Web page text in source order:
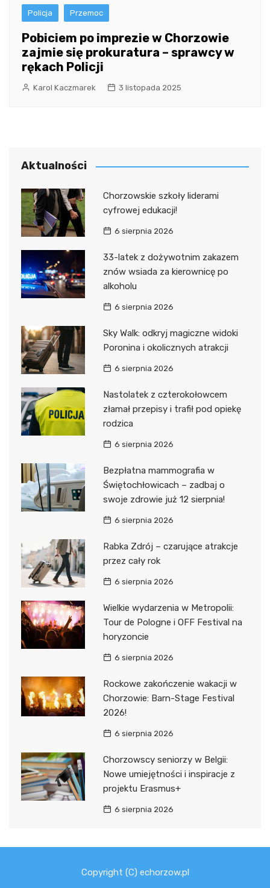
Policja Przemoc
Pobiciem po imprezie w Chorzowie
zajmie się prokuratura – sprawcy w
rękach Policji
Karol Kaczmarek 3 listopada 2025
Aktualności
Chorzowskie szkoły liderami
cyfrowej edukacji!
6 sierpnia 2026
33-latek z dożywotnim zakazem
znów wsiada za kierownicę po
alkoholu
6 sierpnia 2026
Sky Walk: odkryj magiczne widoki
Poronina i okolicznych atrakcji
6 sierpnia 2026
Nastolatek z czterokołowcem
złamał przepisy i trafił pod opiekę
rodzica
6 sierpnia 2026
Bezpłatna mammografia w
Świętochłowicach – zadbaj o
swoje zdrowie już 12 sierpnia!
6 sierpnia 2026
Rabka Zdrój – czarujące atrakcje
przez cały rok
6 sierpnia 2026
Wielkie wydarzenia w Metropolii:
Tour de Pologne i OFF Festival na
horyzoncie
6 sierpnia 2026
Rockowe zakończenie wakacji w
Chorzowie: Barn-Stage Festival
2026!
6 sierpnia 2026
Chorzowscy seniorzy w Belgii:
Nowe umiejętności i inspiracje z
projektu Erasmus+
6 sierpnia 2026
Copyright (C) echorzow.pl